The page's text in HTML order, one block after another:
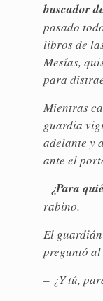
buscador
pasado
libros de
Mesías,
para
Mientras
guardia
adelante y
ante el
–¿Para
rabino.
El
preguntó
– ¿Y tú,